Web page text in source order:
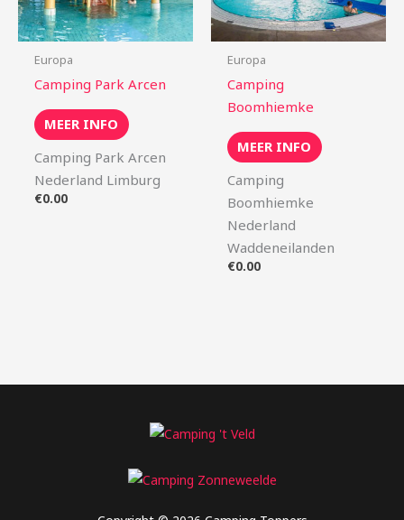
Europa
Camping Park Arcen
MEER INFO
Camping Park Arcen
Nederland Limburg
€0.00
Europa
Camping
Boomhiemke
MEER INFO
Camping
Boomhiemke
Nederland
Waddeneilanden
€0.00